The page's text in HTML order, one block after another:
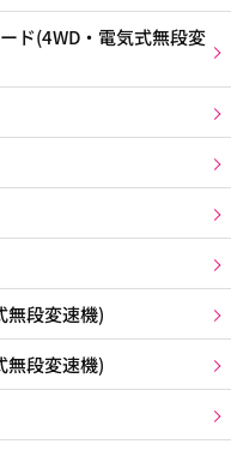
(4WD・電気式無段変
段変速機)
段変速機)